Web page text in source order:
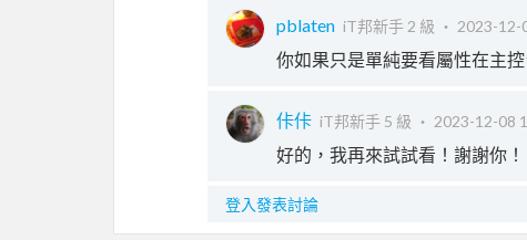
pblaten iT邦新手 2 級 ‧ 2023-12-
你如果只是單純要看屬性在主
佧佧 iT邦新手 5 級 ‧ 2023-12-08
好的，我再來試試看！謝謝你！
登入發表討論